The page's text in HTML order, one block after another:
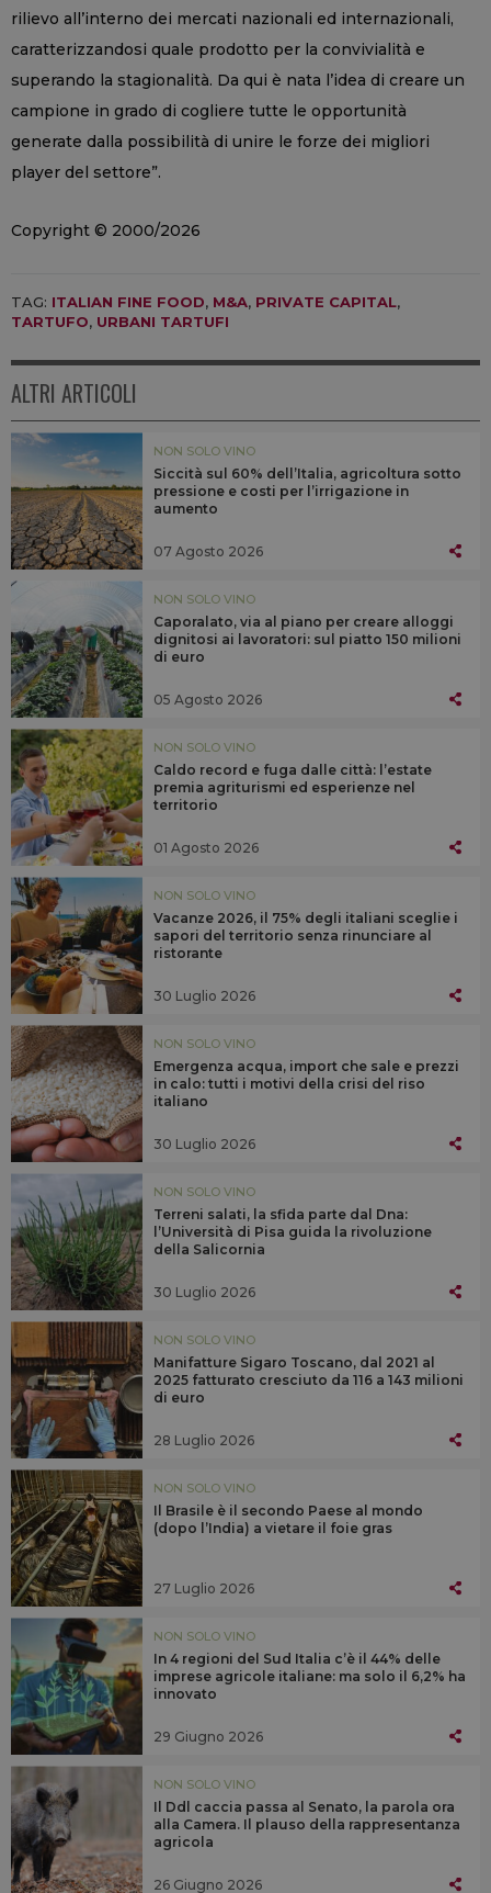
rilievo all’interno dei mercati nazionali ed internazionali,
caratterizzandosi quale prodotto per la convivialità e
superando la stagionalità. Da qui è nata l’idea di creare un
campione in grado di cogliere tutte le opportunità
generate dalla possibilità di unire le forze dei migliori
player del settore”.
Copyright © 2000/2026
TAG: ITALIAN FINE FOOD, M&A, PRIVATE CAPITAL,
TARTUFO, URBANI TARTUFI
ALTRI ARTICOLI
NON SOLO VINO
Siccità sul 60% dell’Italia, agricoltura sotto
pressione e costi per l’irrigazione in
aumento
07 Agosto 2026
NON SOLO VINO
Caporalato, via al piano per creare alloggi
dignitosi ai lavoratori: sul piatto 150 milioni
di euro
05 Agosto 2026
NON SOLO VINO
Caldo record e fuga dalle città: l’estate
premia agriturismi ed esperienze nel
territorio
01 Agosto 2026
NON SOLO VINO
Vacanze 2026, il 75% degli italiani sceglie i
sapori del territorio senza rinunciare al
ristorante
30 Luglio 2026
NON SOLO VINO
Emergenza acqua, import che sale e prezzi
in calo: tutti i motivi della crisi del riso
italiano
30 Luglio 2026
NON SOLO VINO
Terreni salati, la sfida parte dal Dna:
l’Università di Pisa guida la rivoluzione
della Salicornia
30 Luglio 2026
NON SOLO VINO
Manifatture Sigaro Toscano, dal 2021 al
2025 fatturato cresciuto da 116 a 143 milioni
di euro
28 Luglio 2026
NON SOLO VINO
Il Brasile è il secondo Paese al mondo
(dopo l’India) a vietare il foie gras
27 Luglio 2026
NON SOLO VINO
In 4 regioni del Sud Italia c’è il 44% delle
imprese agricole italiane: ma solo il 6,2% ha
innovato
29 Giugno 2026
NON SOLO VINO
Il Ddl caccia passa al Senato, la parola ora
alla Camera. Il plauso della rappresentanza
agricola
26 Giugno 2026